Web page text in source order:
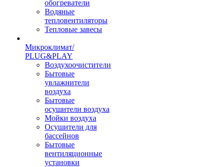
обогреватели
Водяные
тепловентиляторы
Тепловые завесы
Микроклимат/
PLUG&PLAY
Воздухоочистители
Бытовые
увлажнители
воздуха
Бытовые
осушители воздуха
Мойки воздуха
Осушители для
бассейнов
Бытовые
вентиляционные
установки